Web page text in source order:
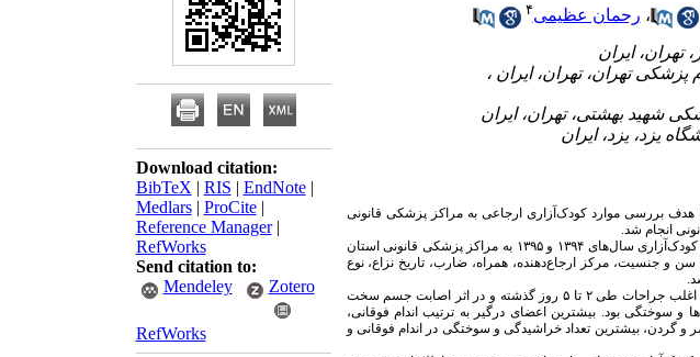
، رحمان عظیمی۴
هدف بررسی موارد کودک‌آزاری ارجاعی به مراکز پزشکی قانونی
انجام شد.
ین مطالعه توصیفی- مقطعی گذشته‌نگر روی تمامی موارد ارجاعی کودک‌آزاری سال‌های ۱۳۹۴ و ۱۳۹۵ به مراکز پزشکی قانونی استان
سن و جنسیت، مرکز ارجاع‌دهنده، همراه، ضارب، تاریخ نزاع، نوع
میانگین سن کودکان حدود ۸ سال و تعداد دختران و پسران تقریباً برابر بود. اغلب جراحات طی ۲ تا ۵ روز گذشته و در اثر اصابت جسم سخت
و سوختگی بود. بیشترین اعضای درگیر به ترتیب اندام فوقانی،
گردن، بیشترین تعداد خراشیدگی و سوختگی در اندام فوقانی و
Download citation:
BibTeX | RIS | EndNote|
Medlars| ProCite|
Reference Manager|
RefWorks
Send citation to:
Mendeley
Zotero
RefWorks